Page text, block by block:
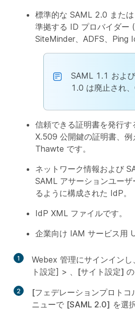
標準的な SAML 2.0 また
準拠する ID プロバイダー
SiteMinder、ADFS、Ping
SAML 1.1 およ
1.0 は廃止され
信頼できる証明書を発行す
X.509 公開鍵の証明書、例
Thawte です。
ネットワーク情報および
SAML アサーションユー
るように構成された IdP。
IdP XML ファイルです。
企業向け IAM サービス用
1
Webex 管理にサインイン
ト 設定] > 、[サイト設定] の
2 [フェデレーションプロトコ
ニューで [SAML 2.0] を選